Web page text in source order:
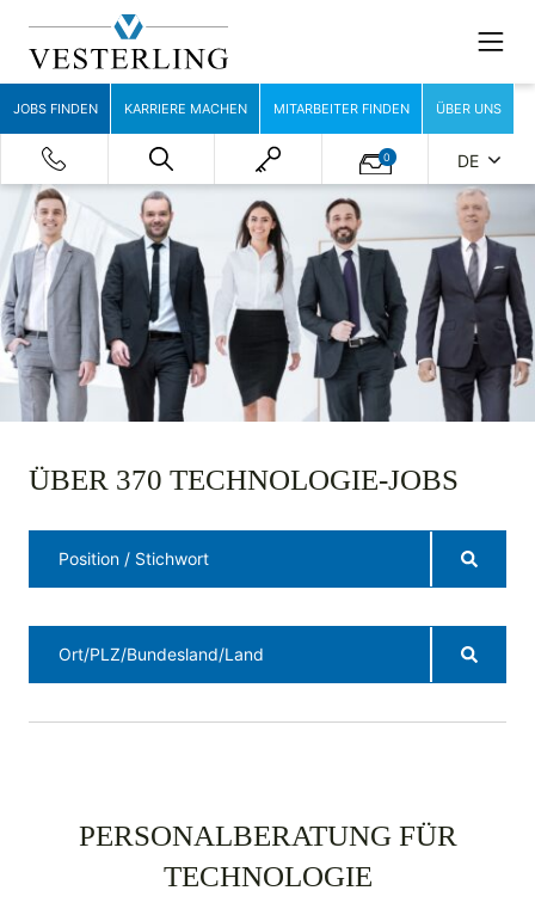
JOBS FINDEN KARRIERE MACHEN MITARBEITER FINDEN ÜBER UNS
0 DE
ÜBER 370 TECHNOLOGIE-JOBS
PERSONALBERATUNG FÜR
TECHNOLOGIE